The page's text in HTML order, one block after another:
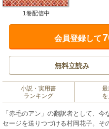
1巻配信中
会員登録して
無料立読み
小説・実用書
ランキング
最
「赤毛のアン」の翻訳者として、
セージを送りつづける村岡花子。そ